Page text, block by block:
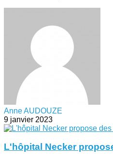
Anne AUDOUZE
9 janvier 2023
L'hôpital Necker